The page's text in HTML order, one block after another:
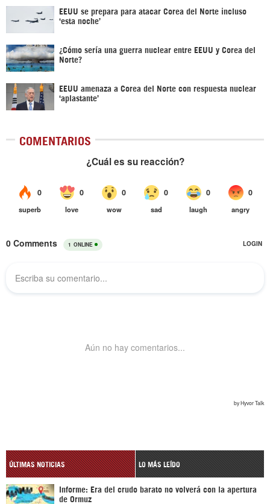
EEUU se prepara para atacar Corea del Norte incluso
‘esta noche’
¿Cómo sería una guerra nuclear entre EEUU y Corea del
Norte?
EEUU amenaza a Corea del Norte con respuesta nuclear
‘aplastante’
COMENTARIOS
ÚLTIMAS NOTICIAS LO MÁS LEÍDO
Informe: Era del crudo barato no volverá con la apertura
de Ormuz